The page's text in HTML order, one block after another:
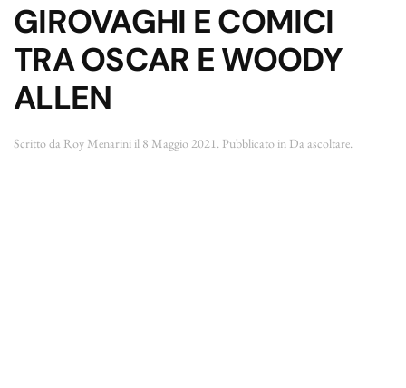
GIROVAGHI E COMICI
TRA OSCAR E WOODY
ALLEN
Scritto da Roy Menarini il 8 Maggio 2021. Pubblicato in Da ascoltare.